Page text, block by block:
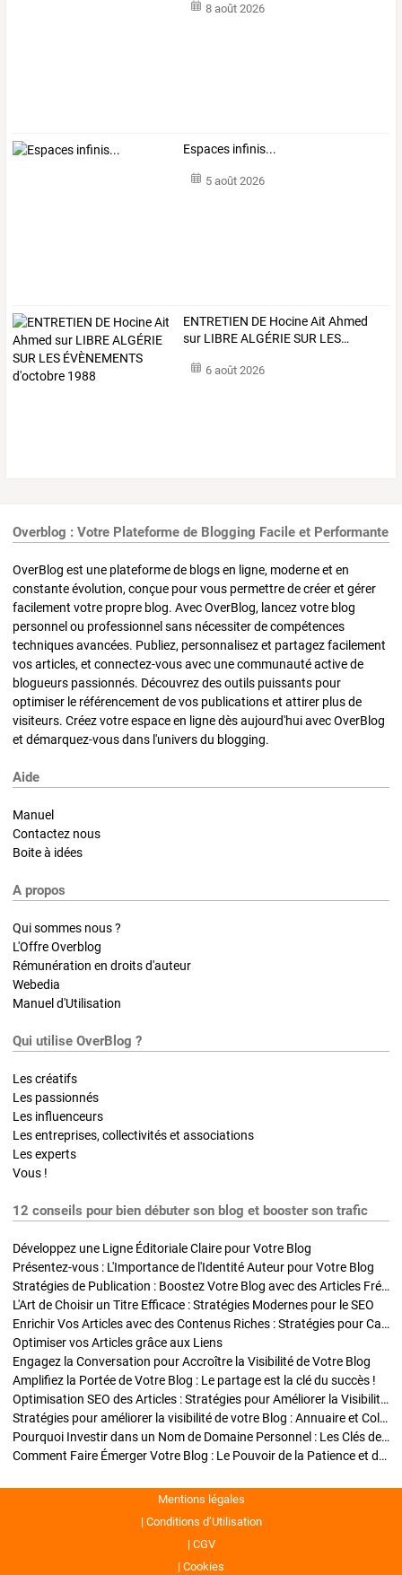
8 août 2026
Espaces infinis...
5 août 2026
ENTRETIEN DE HocineAit Ahmed
sur LIBREALGÉRIESUR LES…
6 août 2026
Overblog : Votre Plateforme de Blogging Facile et Performante
OverBlog est une plateforme de blogs en ligne, moderne et en
constante évolution, conçue pour vous permettre de créer et gérer
facilement votre propre blog. Avec OverBlog, lancez votre blog
personnel ou professionnel sans nécessiter de compétences
techniques avancées. Publiez, personnalisez et partagez facilement
vos articles, et connectez-vous avec une communauté active de
blogueurs passionnés. Découvrez des outils puissants pour
optimiser le référencement de vos publications et attirer plus de
visiteurs. Créez votre espace en ligne dès aujourd'hui avec OverBlog
et démarquez-vous dans l'univers du blogging.
Aide
Manuel
Contactez nous
Boite à idées
A propos
Qui sommes nous ?
L'Offre Overblog
Rémunération en droits d'auteur
Webedia
Manuel d'Utilisation
Qui utilise OverBlog ?
Les créatifs
Les passionnés
Les influenceurs
Les entreprises, collectivités et associations
Les experts
Vous !
12 conseils pour bien débuter son blog et booster son trafic
Développez une Ligne Éditoriale Claire pour Votre Blog
Présentez-vous : L'Importance de l'Identité Auteur pour Votre Blog
Stratégies de Publication : Boostez Votre Blog avec des Articles Fréquents et Exclusifs
L'Art de Choisir un Titre Efficace : Stratégies Modernes pour le SEO
Enrichir Vos Articles avec des Contenus Riches : Stratégies pour Captiver et Optimiser
Optimiser vos Articles grâce aux Liens
Engagez la Conversation pour Accroître la Visibilité de Votre Blog
Amplifiez la Portée de Votre Blog : Le partage est la clé du succès !
Optimisation SEO des Articles : Stratégies pour Améliorer la Visibilité de Votre Blog
Stratégies pour améliorer la visibilité de votre Blog : Annuaire et Collaborations
Pourquoi Investir dans un Nom de Domaine Personnel : Les Clés de la Réussite de Votre Blog
Comment Faire Émerger Votre Blog : Le Pouvoir de la Patience et de la Persévérance
Mentions légales
Conditions d’Utilisation
CGV
Cookies